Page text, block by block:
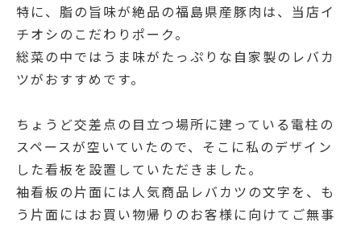
特に、脂の旨味が絶品の福島県産豚肉は、当店イ
チオシのこだわりポーク。
総菜の中ではうま味がたっぷりな自家製のレバカ
ツがおすすめです。
ちょうど交差点の目立つ場所に建っている電柱の
スペースが空いていたので、そこに私のデザイン
した看板を設置していただきました。
袖看板の片面には人気商品レバカツの文字を、も
う片面にはお買い物帰りのお客様に向けてご無事